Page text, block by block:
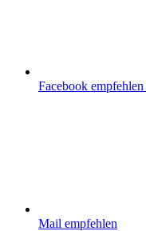
Facebook empfehlen
Mail empfehlen